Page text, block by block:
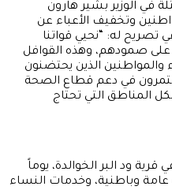
في الوزير بشير هارون
وتخفيف الأعباء عن
تصريح له: “نحيي قواتنا
على صمودهم، وهذه القوافل
الذين يحتضنون
في دعم قطاع الصحة
المناطق التي تحتاج
ود البر الخوالدة، يوماً
عامة وباطنية، وخدمات النساء